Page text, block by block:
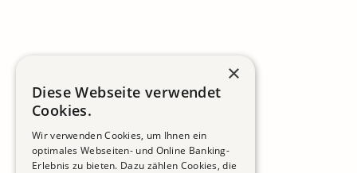
×
Diese Webseite verwendet
Cookies.
Wir verwenden Cookies, um Ihnen ein
optimales Webseiten- und Online Banking-
Erlebnis zu bieten. Dazu zählen Cookies, die